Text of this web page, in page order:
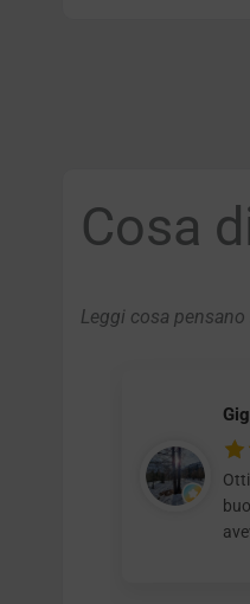
Cosa
Leggi cosa